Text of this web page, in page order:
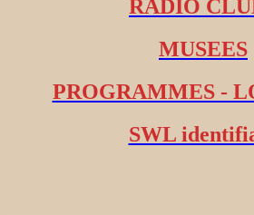
RADIO
MUSEES
PROGRAMMES -
SWL